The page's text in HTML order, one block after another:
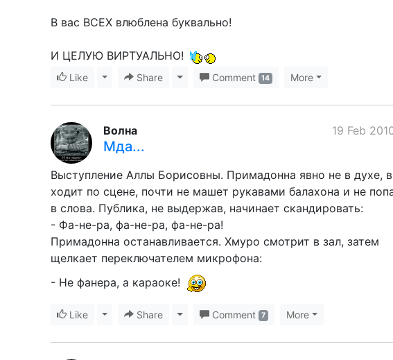
В вас ВСЕХ влюблена буквально!
И ЦЕЛУЮ ВИРТУАЛЬНО!
Like Toggle Dropdown
Share Toggle Dropdown
Comment 14 More
19 Feb
Волна
Мда...
Выступление Аллы Борисовны. Примадонна явно не в духе,
ходит по сцене, почти не машет рукавами балахона и не
в слова. Публика, не выдержав, начинает скандировать:
- Фа-не-ра, фа-не-ра, фа-не-ра!
Примадонна останавливается. Хмуро смотрит в зал, затем
щелкает переключателем микрофона:
- Не фанера, а караоке!
Like Toggle Dropdown
Share Toggle Dropdown
Comment 7 More